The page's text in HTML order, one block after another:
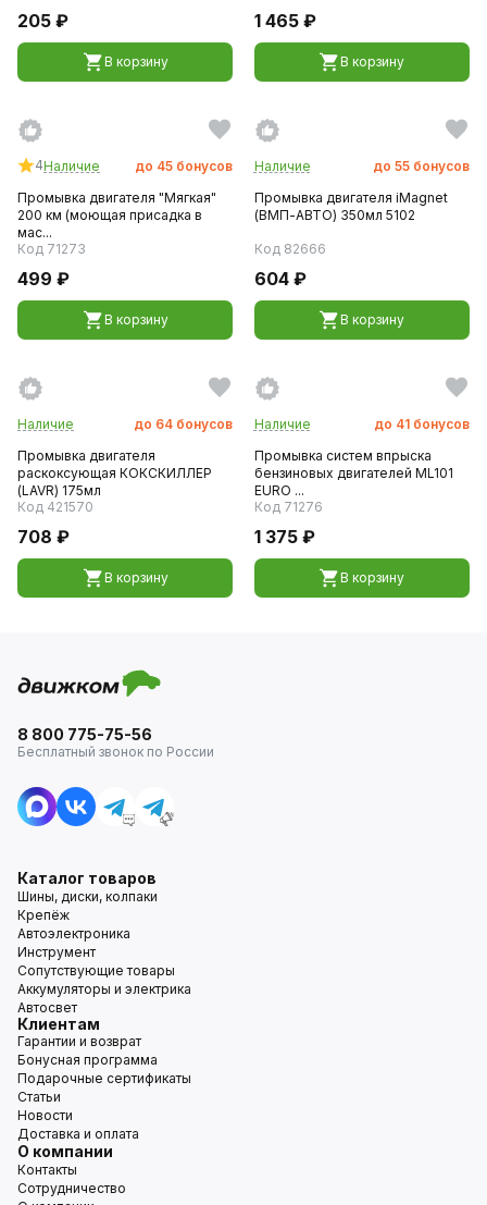
205 ₽
В корзину
1 465 ₽
В корзину
4Наличие до 45 бонусов
Промывка двигателя "Мягкая"
200 км (моющая присадка в
мас...
Код 71273
499 ₽
В корзину
Наличие до 55 бонусов
Промывка двигателя iMagnet
(ВМП-АВТО) 350мл 5102
Код 82666
604 ₽
В корзину
Наличие до 64 бонусов
Промывка двигателя
раскоксующая КОКСКИЛЛЕР
(LAVR) 175мл
Код 421570
708 ₽
В корзину
Наличие до 41 бонусов
Промывка систем впрыска
бензиновых двигателей ML101
EURO ...
Код 71276
1 375 ₽
В корзину
8 800 775-75-56
Бесплатный звонок по России
Каталог товаров
Шины, диски, колпаки
Крепёж
Автоэлектроника
Инструмент
Сопутствующие товары
Аккумуляторы и электрика
Автосвет
Клиентам
Гарантии и возврат
Бонусная программа
Подарочные сертификаты
Статьи
Новости
Доставка и оплата
О компании
Контакты
Сотрудничество